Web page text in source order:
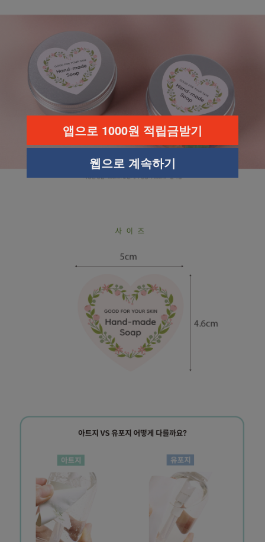
앱으로 1000원 적립금받기
웹으로 계속하기